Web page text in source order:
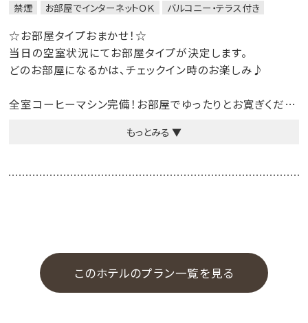
【予防接種証明書のコピー】※狂犬病と5種類以上の混
合ワクチン
■ワンちゃん用のお食事
無添加・無着色・調味料不使用のワンちゃん用のお食事も
ご用意しております。
「琉球元豚あぐー肉のロースト」「やんばる鶏むね肉のロー
禁煙 お部屋でインターネットＯＫ バルコニー・テラス付き
☆お部屋タイプおまかせ！☆
当日の空室状況にてお部屋タイプが決定します。
どのお部屋になるかは、チェックイン時のお楽しみ♪
全室コーヒーマシン完備！お部屋でゆったりとお寛ぎくださ
全室靴を脱ぐフローリングでお子様連れも安心してお過ご
★設備と備品★
コーヒーマシン／液晶テレビ／エアコン／衛星放送／電話
もっとみる ▼
このホテルのプラン一覧を見る